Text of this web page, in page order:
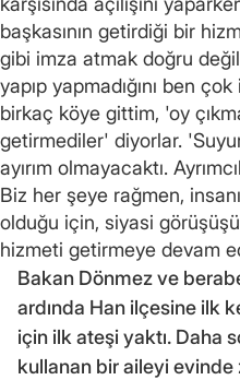
başkasının getirdiği bir
gibi imza atmak doğru
yapıp yapmadığını ben
birkaç köye gittim, 'oy
getirmediler' diyorlar.
ayırım olmayacaktı.
Biz her şeye rağmen,
olduğu için, siyasi
hizmeti getirmeye devam
Bakan Dönmez ve
ardında Han ilçesine ilk
için ilk ateşi yaktı. Daha
kullanan bir aileyi evinde